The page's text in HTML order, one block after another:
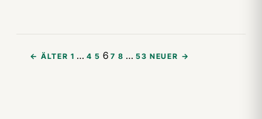
← ÄLTER 1 … 4 5 6 7 8 … 53 NEUER →